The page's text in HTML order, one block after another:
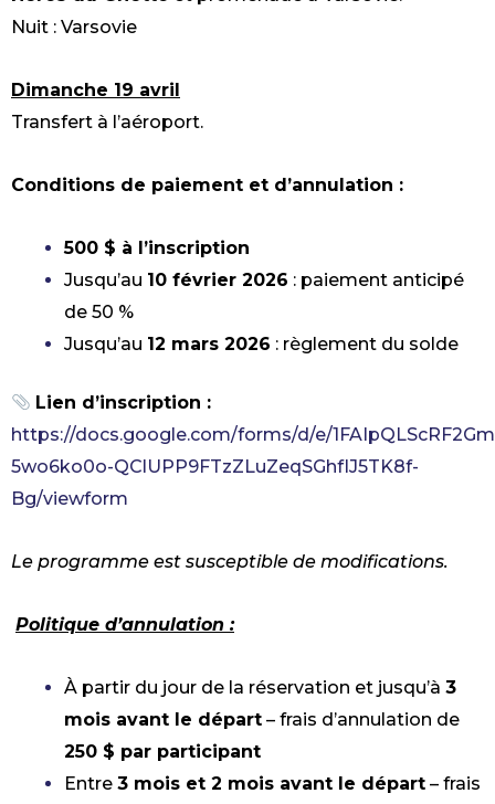
Nuit : Varsovie
Dimanche 19 avril
Transfert à l’aéroport.
Conditions de paiement et d’annulation :
500 $ à l’inscription
Jusqu’au 10 février 2026 : paiement anticipé
de 50 %
Jusqu’au 12 mars 2026 : règlement du solde
Lien d’inscription :
https://docs.google.com/forms/d/e/
5wo6ko0o-QClUPP9FTzZLuZeqSGhfIJ5TK8f-
Bg/viewform
Le programme est susceptible de modifications.
Politique d’annulation :
À partir du jour de la réservation et jusqu’à 3
mois avant le départ – frais d’annulation de
250 $ par participant
Entre 3 mois et 2 mois avant le départ – frais